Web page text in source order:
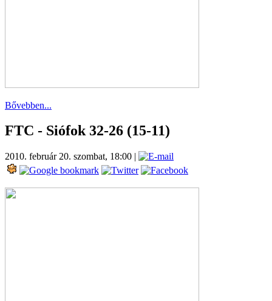
Bővebben...
FTC - Siófok 32-26 (15-11)
2010. február 20. szombat, 18:00 |